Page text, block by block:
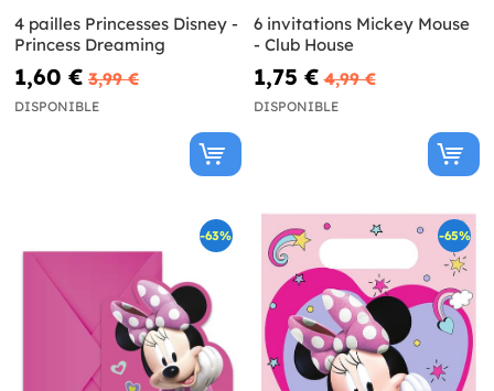
4 pailles Princesses Disney -
Princess Dreaming
1,60 € 3,99 €
DISPONIBLE
6 invitations Mickey Mouse
- Club House
1,75 € 4,99 €
DISPONIBLE
-63% -65%